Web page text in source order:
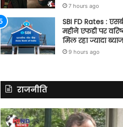
7 hours ago
SBI FD Rates :
महीने एफडी पर
मिल रहा ज्यादा
9 hours ago
राजनीति